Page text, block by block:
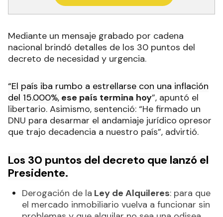
Mediante un mensaje grabado por cadena
nacional brindó detalles de los 30 puntos del
decreto de necesidad y urgencia.
“El país iba rumbo a estrellarse con una inflación
del 15.000%, ese país termina hoy”, apuntó el
libertario. Asimismo, sentenció: “He firmado un
DNU para desarmar el andamiaje jurídico opresor
que trajo decadencia a nuestro país”, advirtió.
Los 30 puntos del decreto que lanzó el
Presidente.
Derogación de la Ley de Alquileres: para que
el mercado inmobiliario vuelva a funcionar sin